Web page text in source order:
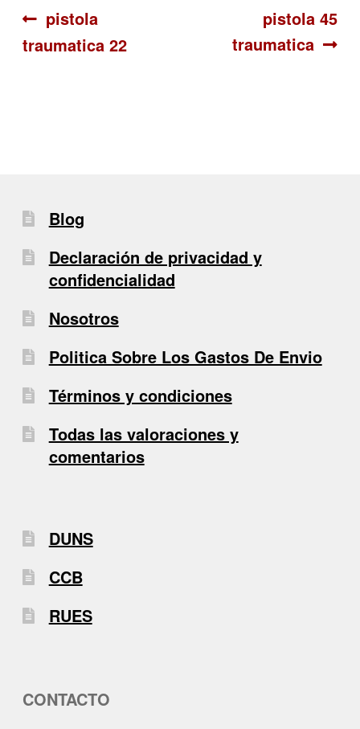
Navegación
de
Anterior:
pistola
traumatica 22
Siguiente:
pistola 45
traumatica
Blog
Declaración de privacidad y
confidencialidad
Nosotros
Politica Sobre Los Gastos De Envio
Términos y condiciones
Todas las valoraciones y
comentarios
DUNS
CCB
RUES
CONTACTO